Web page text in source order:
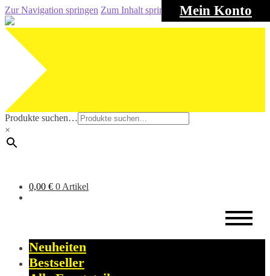
Mein Konto
Zur Navigation springen Zum Inhalt springen
Produkte suchen…
×
0,00 € 0 Artikel
Neuheiten
Bestseller